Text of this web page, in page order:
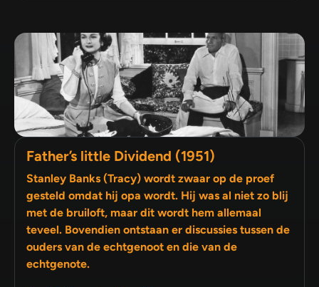
Father’s little Dividend (1951)
Stanley Banks (Tracy) wordt zwaar op de proef
gesteld omdat hij opa wordt. Hij was al niet zo blij
met de bruiloft, maar dit wordt hem allemaal
teveel. Bovendien ontstaan er discussies tussen de
ouders van de echtgenoot en die van de
echtgenote.